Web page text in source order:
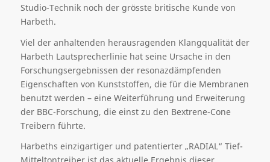
Studio-Technik noch der grösste britische Kunde von
Harbeth.
Viel der anhaltenden herausragenden Klangqualität der
Harbeth Lautsprecherlinie hat seine Ursache in den
Forschungsergebnissen der resonazdämpfenden
Eigenschaften von Kunststoffen, die für die Membranen
benutzt werden – eine Weiterführung und Erweiterung
der BBC-Forschung, die einst zu den Bextrene-Cone
Treibern führte.
Harbeths einzigartiger und patentierter „RADIAL“ Tief-